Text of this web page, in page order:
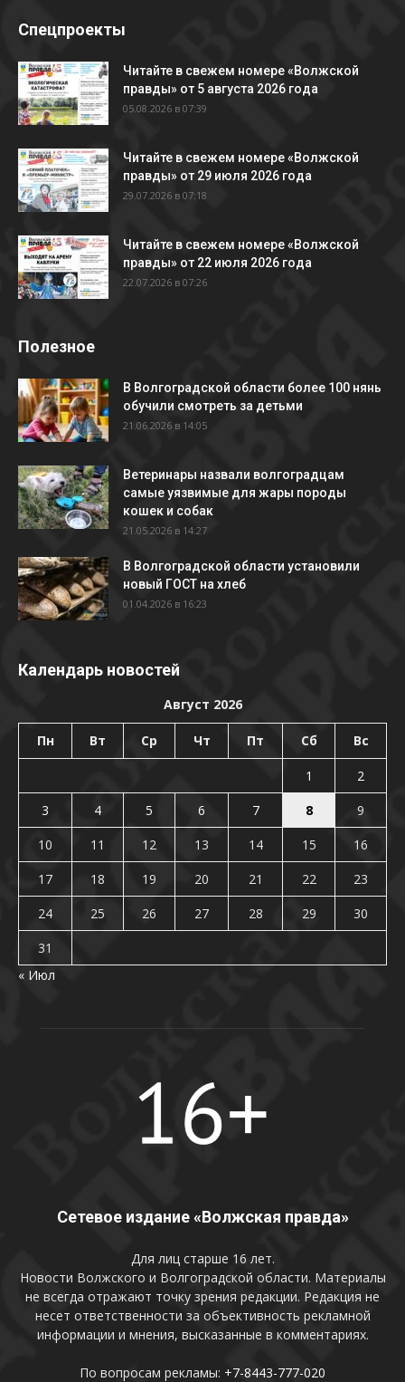
Спецпроекты
Читайте в свежем номере «Волжской
правды» от 5 августа 2026 года
05.08.2026 в 07:39
Читайте в свежем номере «Волжской
правды» от 29 июля 2026 года
29.07.2026 в 07:18
Читайте в свежем номере «Волжской
правды» от 22 июля 2026 года
22.07.2026 в 07:26
Полезное
В Волгоградской области более 100 нянь
обучили смотреть за детьми
21.06.2026 в 14:05
Ветеринары назвали волгоградцам
самые уязвимые для жары породы
кошек и собак
21.05.2026 в 14:27
В Волгоградской области установили
новый ГОСТ на хлеб
01.04.2026 в 16:23
Календарь новостей
Август 2026
Пн Вт Ср Чт Пт Сб Вс
1
2
3
4 5 6 7 8
9
10
11 12 13 14 15
16
17
18 19 20 21 22
23
24
25 26 27 28 29
30
31
« Июл
Сетевое издание «Волжская правда»
Для лиц старше 16 лет.
Новости Волжского и Волгоградской области. Материалы
не всегда отражают точку зрения редакции. Редакция не
несет ответственности за объективность рекламной
информации и мнения, высказанные в комментариях.
По вопросам рекламы: +7-8443-777-020